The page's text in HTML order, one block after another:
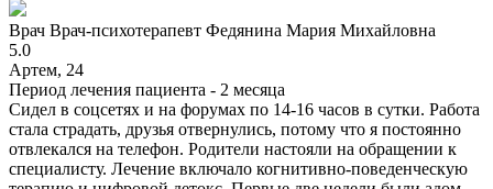
Врач Врач-психотерапевт Федянина Мария Михайловна
5.0
Артем, 24
Период лечения пациента - 2 месяца
Сидел в соцсетях и на форумах по 14-16 часов в сутки. Работа
стала страдать, друзья отвернулись, потому что я постоянно
отвлекался на телефон. Родители настояли на обращении к
специалисту. Лечение включало когнитивно-поведенческую